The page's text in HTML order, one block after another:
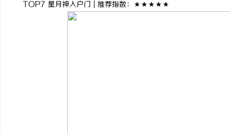
TOP7 星月神入户门 | 推荐指数：★★★★★